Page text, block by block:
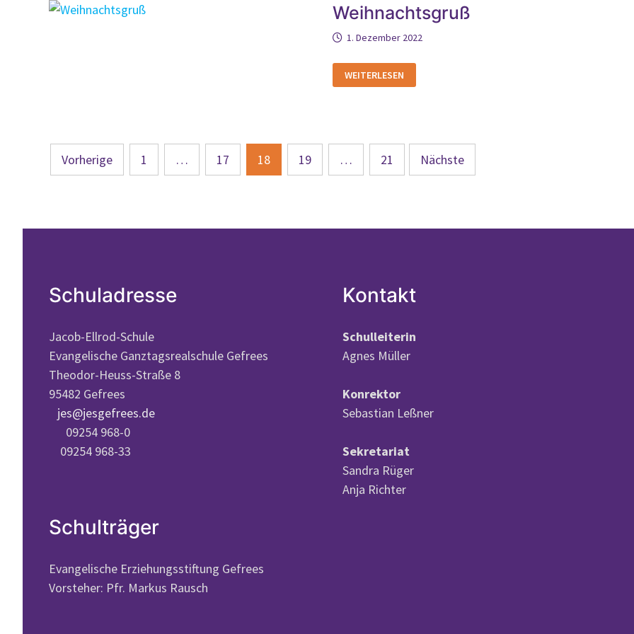
Weihnachtsgruß
1. Dezember 2022
WEIHNACHTSGRUSS
WEITERLESEN
Seitennummerierung
der
Vorherige 1 … 17 18 19 … 21 Nächste
Schuladresse
Jacob-Ellrod-Schule
Evangelische Ganztagsrealschule Gefrees
Theodor-Heuss-Straße 8
95482 Gefrees
jes@jesgefrees.de
09254 968-0
09254 968-33
Schulträger
Evangelische Erziehungsstiftung Gefrees
Vorsteher: Pfr. Markus Rausch
Kontakt
Schulleiterin
Agnes Müller
Konrektor
Sebastian Leßner
Sekretariat
Sandra Rüger
Anja Richter